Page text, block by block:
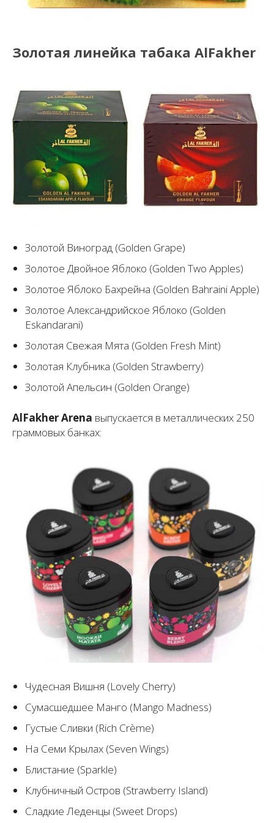
Золотая линейка табака AlFakher
Золотой Виноград (Golden Grape)
Золотое Двойное Яблоко (Golden Two Apples)
Золотое Яблоко Бахрейна (Golden Bahraini Apple)
Золотое Александрийское Яблоко (Golden
Eskandarani)
Золотая Свежая Мята (Golden Fresh Mint)
Золотая Клубника (Golden Strawberry)
Золотой Апельсин (Golden Orange)
AlFakher Arena выпускается в металлических 250
граммовых банках:
Чудесная Вишня (Lovely Cherry)
Сумасшедшее Манго (Mango Madness)
Густые Сливки (Rich Crème)
На Семи Крылах (Seven Wings)
Блистание (Sparkle)
Клубничный Остров (Strawberry Island)
Сладкие Леденцы (Sweet Drops)